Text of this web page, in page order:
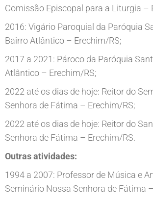
Comissão Episcopal para a Liturgia –
2016: Vigário Paroquial da Paróquia
Bairro Atlântico – Erechim/RS;
2017 a 2021: Pároco da Paróquia
Atlântico – Erechim/RS;
2022 até os dias de hoje: Reitor do
Senhora de Fátima – Erechim/RS;
2022 até os dias de hoje: Reitor do
Senhora de Fátima – Erechim/RS.
Outras atividades:
1994 a 2007: Professor de Música e
Seminário Nossa Senhora de Fátima